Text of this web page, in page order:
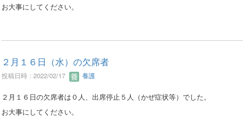
お大事にしてください。
２月１６日（水）の欠席者
投稿日時 : 2022/02/17 養護
２月１６日の欠席者は０人、出席停止５人（かぜ症状等）でした。
お大事にしてください。